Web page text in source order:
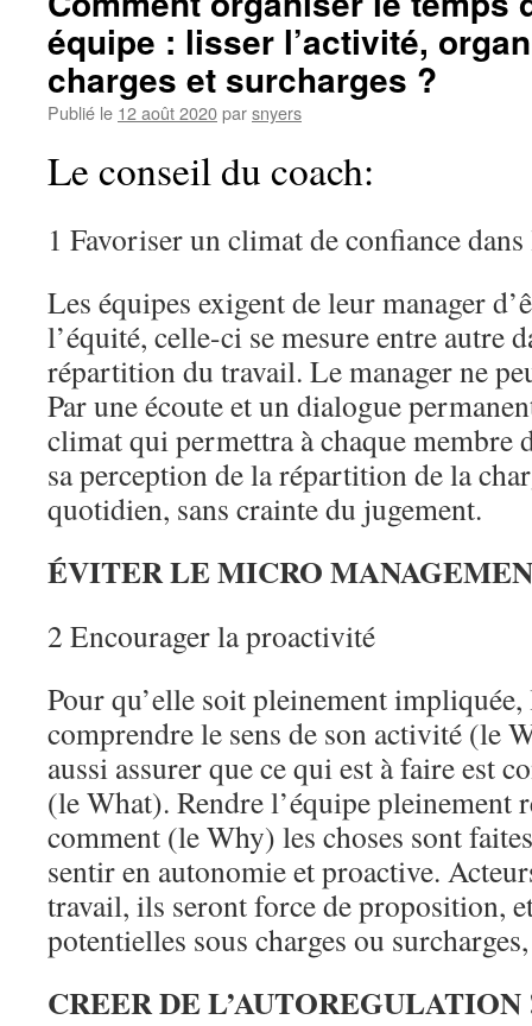
équipe : lisser l’activité,
charges et surcharges ?
Publié le 12 août 2020parsnyers
Le conseil du coach:
1 Favoriser un climat de confiance
Les équipes exigent de leur manager
l’équité, celle-ci se mesure entre autre
répartition du travail. Le manager ne
Par une écoute et un dialogue
climat qui permettra à chaque membre
sa perception de la répartition de la
quotidien, sans crainte du jugement.
ÉVITER LE MICRO
2 Encourager la proactivité
Pour qu’elle soit pleinement
comprendre le sens de son activité (le
aussi assurer que ce qui est à faire est
(le What). Rendre l’équipe pleinement
comment (le Why) les choses sont
sentir en autonomie et proactive.
travail, ils seront force de proposition,
potentielles sous charges ou surcharges,
CREER DE L’AUTOREGULATION